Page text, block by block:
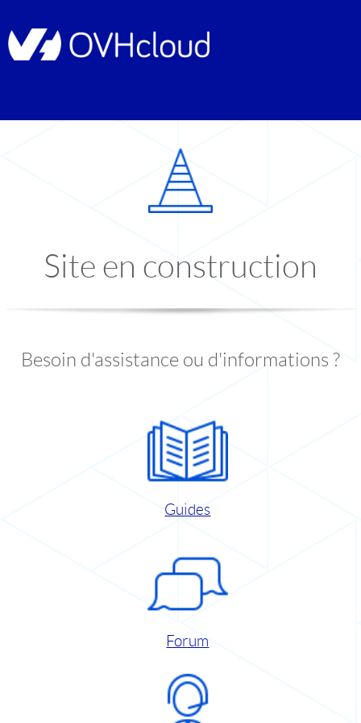
Site en construction
Besoin d'assistance ou d'informations ?
Guides
Forum